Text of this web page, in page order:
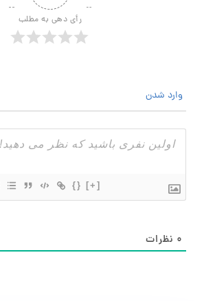
رأی دهی به مطلب
وارد شدن
{} [+]
۰ نظرات